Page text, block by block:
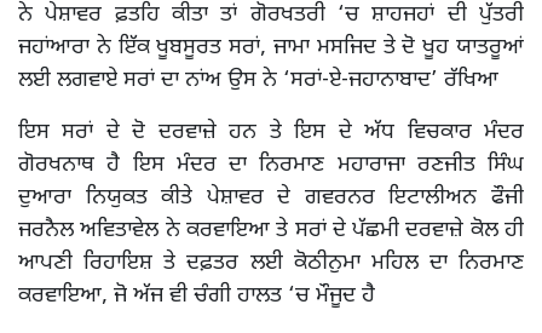
ਨੇ ਪੇਸ਼ਾਵਰ ਫ਼ਤਹਿ ਕੀਤਾ ਤਾਂ ਗੋਰਖਤਰੀ ‘ਚ ਸ਼ਾਹਜਹਾਂ ਦੀ ਪੁੱਤਰੀ
ਜਹਾਂਆਰਾ ਨੇ ਇੱਕ ਖੂਬਸੂਰਤ ਸਰਾਂ, ਜਾਮਾ ਮਸਜਿਦ ਤੇ ਦੋ ਖੂਹ ਯਾਤਰੂਆਂ
ਲਈ ਲਗਵਾਏ ਸਰਾਂ ਦਾ ਨਾਂਅ ਉਸ ਨੇ ‘ਸਰਾਂ-ਏ-ਜਹਾਨਾਬਾਦ’ ਰੱਖਿਆ
ਇਸ ਸਰਾਂ ਦੇ ਦੋ ਦਰਵਾਜ਼ੇ ਹਨ ਤੇ ਇਸ ਦੇ ਅੱਧ ਵਿਚਕਾਰ ਮੰਦਰ
ਗੋਰਖਨਾਥ ਹੈ ਇਸ ਮੰਦਰ ਦਾ ਨਿਰਮਾਣ ਮਹਾਰਾਜਾ ਰਣਜੀਤ ਸਿੰਘ
ਦੁਆਰਾ ਨਿਯੁਕਤ ਕੀਤੇ ਪੇਸ਼ਾਵਰ ਦੇ ਗਵਰਨਰ ਇਟਾਲੀਅਨ ਫੌਜੀ
ਜਰਨੈਲ ਅਵਿਤਾਵੇਲ ਨੇ ਕਰਵਾਇਆ ਤੇ ਸਰਾਂ ਦੇ ਪੱਛਮੀ ਦਰਵਾਜ਼ੇ ਕੋਲ ਹੀ
ਆਪਣੀ ਰਿਹਾਇਸ਼ ਤੇ ਦਫ਼ਤਰ ਲਈ ਕੋਠੀਨੁਮਾ ਮਹਿਲ ਦਾ ਨਿਰਮਾਣ
ਕਰਵਾਇਆ, ਜੋ ਅੱਜ ਵੀ ਚੰਗੀ ਹਾਲਤ ‘ਚ ਮੌਜੂਦ ਹੈ